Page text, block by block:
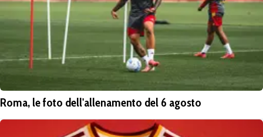
Roma, le foto dell'allenamento del 6 agosto